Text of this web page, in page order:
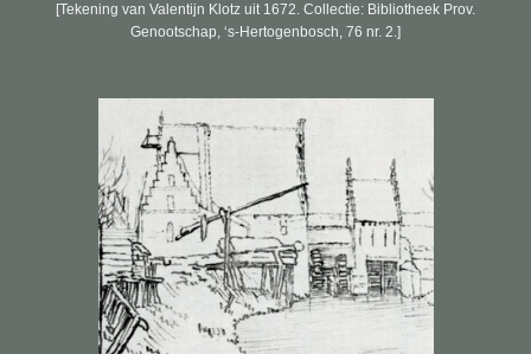
[Tekening van Valentijn Klotz uit 1672. Collectie: Bibliotheek Prov.
Genootschap, ‘s-Hertogenbosch, 76 nr. 2.]